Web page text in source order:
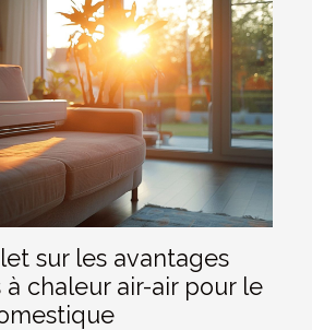
sur les avantages
chaleur air-air pour le